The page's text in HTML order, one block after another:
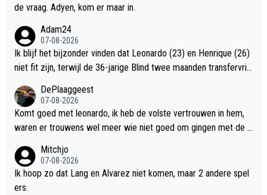
de vraag. Adyen, kom er maar in.
Adam24
07-08-2026
Ik blijf het bijzonder vinden dat Leonardo (23) en Henrique (26)
niet fit zijn, terwijl de 36-jarige Blind twee maanden transfervrij
DePlaaggeest
07-08-2026
Komt goed met leonardo, ik heb de volste vertrouwen in hem,
waren er trouwens wel meer wie niet goed om gingen met de k
Mitchjo
07-08-2026
Ik hoop zo dat Lang en Alvarez niet komen, maar 2 andere spel
ers.